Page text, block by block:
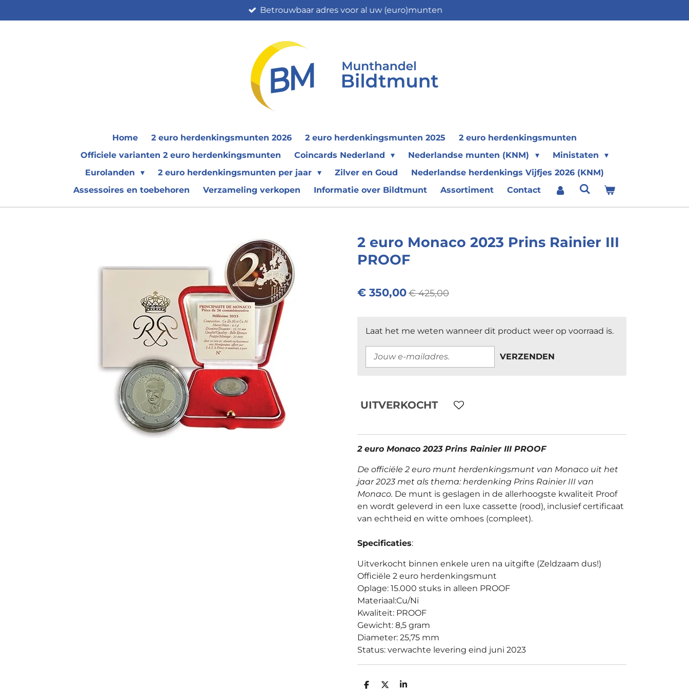
direct
Betrouwbaar adres voor al uw (euro)munten
Home 2 euro herdenkingsmunten 2026 2 euro herdenkingsmunten 2025
2 euro herdenkingsmunten
Officiele varianten 2 euro herdenkingsmunten
Coincards Nederland Nederlandse munten (KNM)
Ministaten
Eurolanden
2 euro herdenkingsmunten per jaar Zilver en Goud
Nederlandse herdenkings Vijfjes 2026 (KNM)
Assessoires en toebehoren
Verzameling verkopen Informatie over Bildtmunt Assortiment Contact
2 euro Monaco 2023 Prins Rainier III
PROOF
€ 350,00€ 425,00
Laat het me weten wanneer dit product weer op voorraad is.
VERZENDEN
UITVERKOCHT
2 euro Monaco 2023 Prins Rainier III PROOF
De officiële 2 euro munt herdenkingsmunt van Monaco uit het
jaar 2023 met als thema: herdenking Prins Rainier III van
Monaco. De munt is geslagen in de allerhoogste kwaliteit Proof
en wordt geleverd in een luxe cassette (rood), inclusief certificaat
van echtheid en witte omhoes (compleet).
Specificaties:
Uitverkocht binnen enkele uren na uitgifte (Zeldzaam dus!)
Officiële 2 euro herdenkingsmunt
Oplage: 15.000 stuks in alleen PROOF
Materiaal:Cu/Ni
Kwaliteit: PROOF
Gewicht: 8,5 gram
Diameter: 25,75 mm
Status: verwachte levering eind juni 2023